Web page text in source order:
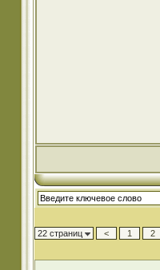
22 страниц < 1 2